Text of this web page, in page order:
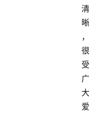
清
晰
，
很
受
广
大
爱